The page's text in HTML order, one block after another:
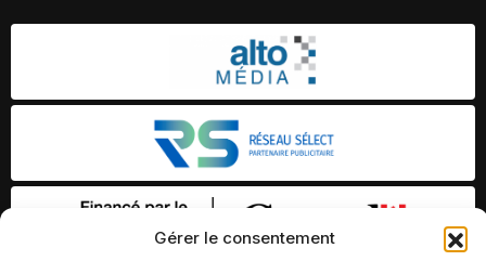
Gérer le consentement